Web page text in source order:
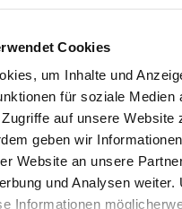
Cookies
um Inhalte und
für soziale Medien
auf unsere Website
geben wir
Website an unsere
und Analysen weiter.
Informationen
beraten lassen
FÜR BESTATTER
Online-Portal
Kostenlos